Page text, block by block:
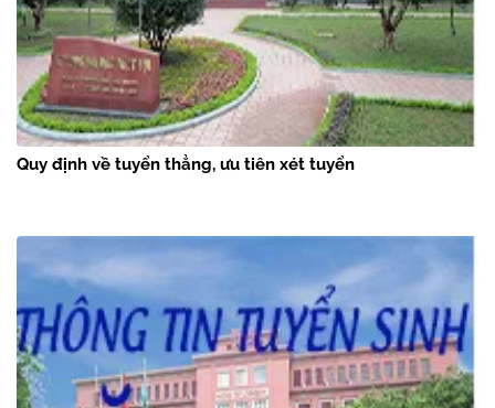
Quy định về tuyển thẳng, ưu tiên xét tuyển